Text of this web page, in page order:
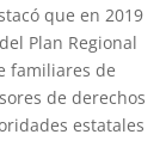
que en 2019
Plan Regional
familiares de
de derechos
estatales